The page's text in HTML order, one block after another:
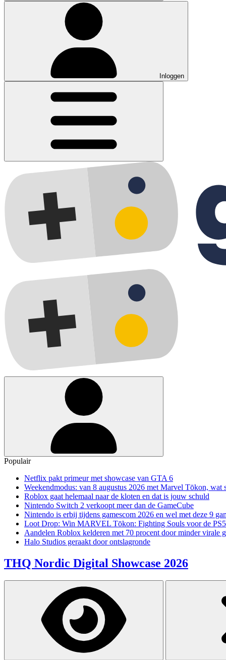
Inloggen
Populair
Netflix pakt primeur met showcase van GTA 6
Weekendmodus: van 8 augustus 2026 met Marvel Tōkon, wat
Roblox gaat helemaal naar de kloten en dat is jouw schuld
Nintendo Switch 2 verkoopt meer dan de GameCube
Nintendo is erbij tijdens gamescom 2026 en wel met deze 9
Loot Drop: Win MARVEL Tōkon: Fighting Souls voor de PS5
Aandelen Roblox kelderen met 70 procent door minder virale
Halo Studios geraakt door ontslagronde
THQ Nordic Digital Showcase 2026